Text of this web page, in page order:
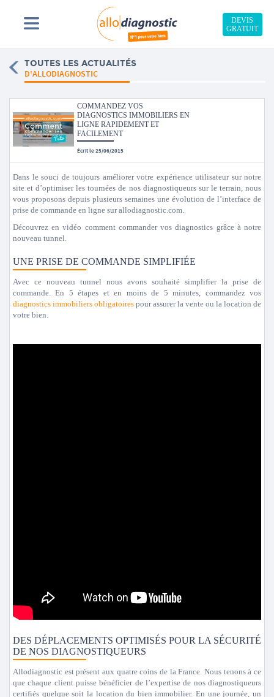
DEVIS
GRATUIT
TOUTES LES ACTUALITÉS
D'ALLODIAGNOSTIC
COMMANDEZ VOS
DIAGNOSTICS IMMOBILIERS EN
LIGNE RAPIDEMENT ET
FACILEMENT
Écrit le 25/06/2015
Dans le souci de toujours améliorer votre expérience utilisateur sur notre
site et d’optimiser les tournées de nos diagnostiqueurs sur le terrain, nous
vous proposons depuis plusieurs semaines une évolution de l’interface de
prise de commande en ligne sur allodiagnostic.com.
Découvrez en vidéo comment commander vos diagnostics grâce à notre
nouveau tunnel.
UNE PRISE DE COMMANDE SIMPLIFIÉE
Avec ce nouveau tunnel nous avons souhaité simplifier la prise de
commande. En 5 étapes et en moins de 5 minutes, commandez vos
diagnostics immobiliers obligatoires pour assurer la vente ou la location de
votre bien.
DES DÉPLACEMENTS OPTIMISÉS POUR LA SÉCURITÉ
DE NOS DIAGNOSTIQUEURS
Allodiagnostic est présent aux quatre coins de la France. Nous tenons à ce
que chaque client puisse bénéficier de l’expertise de nos diagnostiqueurs
certifiés quelque soit la location du bien immobilier. En une journée, un